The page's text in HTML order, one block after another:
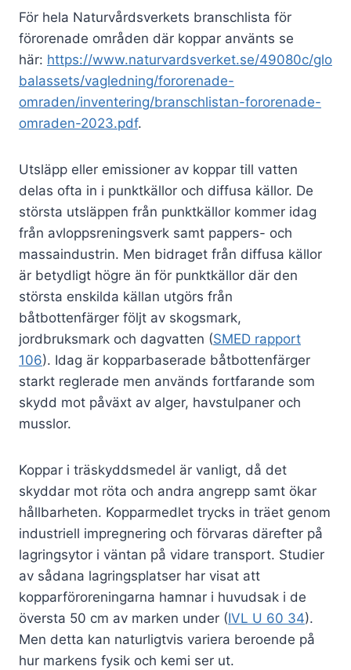
För hela Naturvårdsverkets branschlista för
förorenade områden där koppar använts se
här: https://www.naturvardsverket.se/49080c/glo
balassets/vagledning/fororenade-
omraden/inventering/branschlistan-fororenade-
omraden-2023.pdf.
Utsläpp eller emissioner av koppar till vatten
delas ofta in i punktkällor och diffusa källor. De
största utsläppen från punktkällor kommer idag
från avloppsreningsverk samt pappers- och
massaindustrin. Men bidraget från diffusa källor
är betydligt högre än för punktkällor där den
största enskilda källan utgörs från
båtbottenfärger följt av skogsmark,
jordbruksmark och dagvatten (SMED rapport
106). Idag är kopparbaserade båtbottenfärger
starkt reglerade men används fortfarande som
skydd mot påväxt av alger, havstulpaner och
musslor.
Koppar i träskyddsmedel är vanligt, då det
skyddar mot röta och andra angrepp samt ökar
hållbarheten. Kopparmedlet trycks in träet genom
industriell impregnering och förvaras därefter på
lagringsytor i väntan på vidare transport. Studier
av sådana lagringsplatser har visat att
kopparföroreningarna hamnar i huvudsak i de
översta 50 cm av marken under (IVL U 60 34).
Men detta kan naturligtvis variera beroende på
hur markens fysik och kemi ser ut.